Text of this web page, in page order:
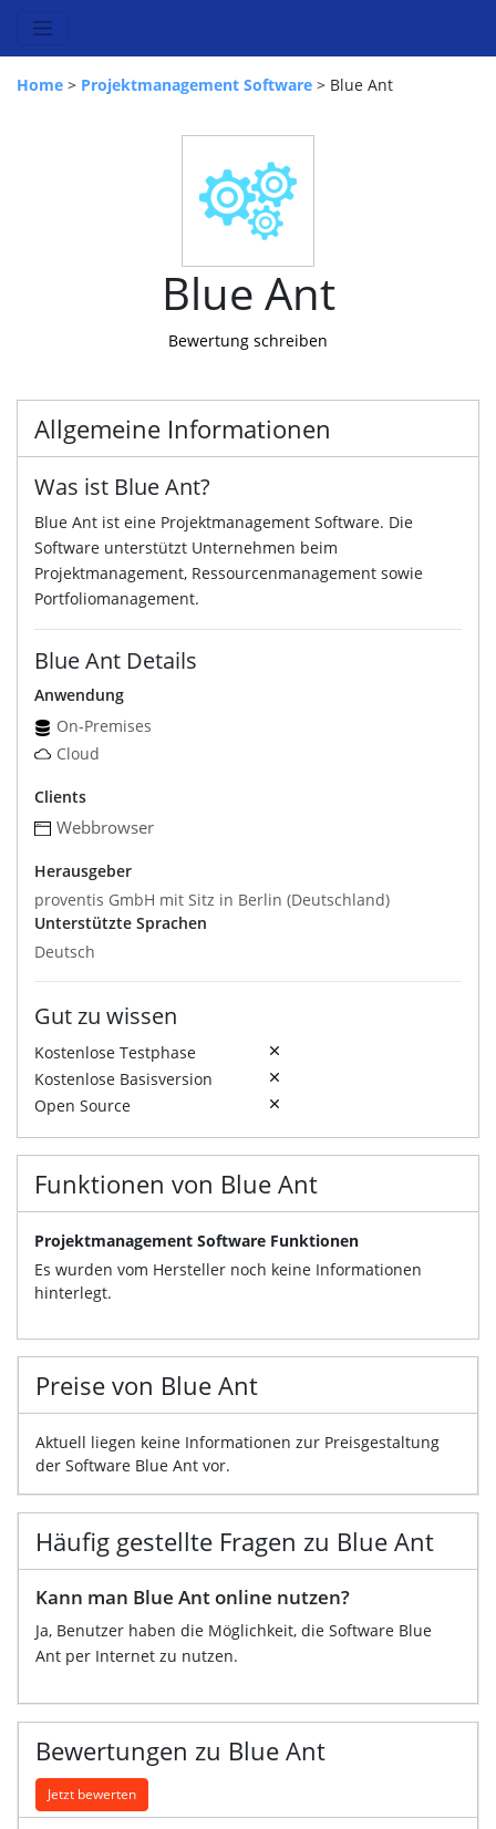
Home > Projektmanagement Software > Blue Ant
Blue Ant
Bewertung schreiben
Allgemeine Informationen
Was ist Blue Ant?
Blue Ant ist eine Projektmanagement Software. Die
Software unterstützt Unternehmen beim
Projektmanagement, Ressourcenmanagement sowie
Portfoliomanagement.
Blue Ant Details
Anwendung
On-Premises
Cloud
Clients
Webbrowser
Herausgeber
proventis GmbH mit Sitz in Berlin (Deutschland)
Unterstützte Sprachen
Deutsch
Gut zu wissen
Kostenlose Testphase
Kostenlose Basisversion
Open Source
Funktionen von Blue Ant
Projektmanagement Software Funktionen
Es wurden vom Hersteller noch keine Informationen
hinterlegt.
Preise von Blue Ant
Aktuell liegen keine Informationen zur Preisgestaltung
der Software Blue Ant vor.
Häufig gestellte Fragen zu Blue Ant
Kann man Blue Ant online nutzen?
Ja, Benutzer haben die Möglichkeit, die Software Blue
Ant per Internet zu nutzen.
Bewertungen zu Blue Ant
Jetzt bewerten